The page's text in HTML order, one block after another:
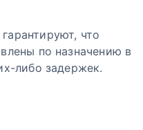
что
по назначению в
либо задержек.